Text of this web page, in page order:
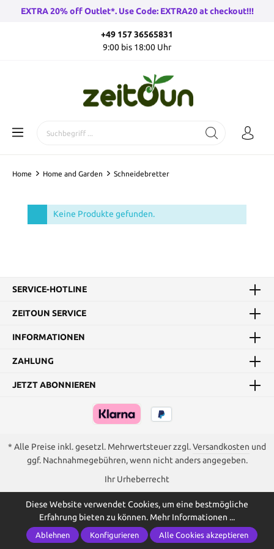
EXTRA 20% off Outlet*. Use Code: EXTRA20 at checkout!!!
+49 157 36565831
9:00 bis 18:00 Uhr
Home Home and Garden Schneidebretter
Keine Produkte gefunden.
SERVICE-HOTLINE
ZEITOUN SERVICE
INFORMATIONEN
ZAHLUNG
JETZT ABONNIEREN
* Alle Preise inkl. gesetzl. Mehrwertsteuer zzgl.Versandkosten und
ggf. Nachnahmegebühren, wenn nicht anders angegeben.
Ihr Urheberrecht
Diese Website verwendet Cookies, um eine bestmögliche
Erfahrung bieten zu können. Mehr Informationen ...
Ablehnen Konfigurieren Alle Cookies akzeptieren